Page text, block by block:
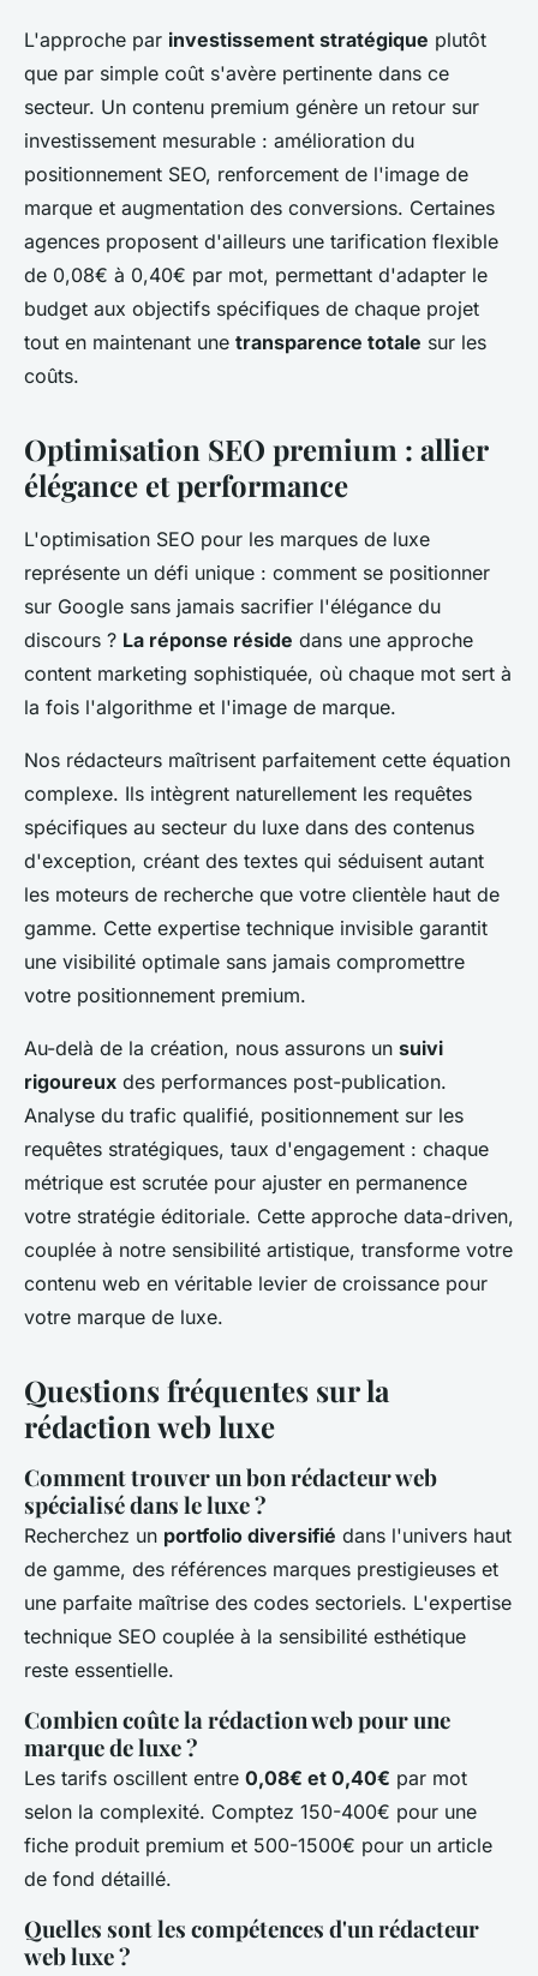
L'approche par investissement stratégique plutôt
que par simple coût s'avère pertinente dans ce
secteur. Un contenu premium génère un retour sur
investissement mesurable : amélioration du
positionnement SEO, renforcement de l'image de
marque et augmentation des conversions. Certaines
agences proposent d'ailleurs une tarification flexible
de 0,08€ à 0,40€ par mot, permettant d'adapter le
budget aux objectifs spécifiques de chaque projet
tout en maintenant une transparence totale sur les
coûts.
Optimisation SEO premium : allier
élégance et performance
L'optimisation SEO pour les marques de luxe
représente un défi unique : comment se positionner
sur Google sans jamais sacrifier l'élégance du
discours ? La réponse réside dans une approche
content marketing sophistiquée, où chaque mot sert à
la fois l'algorithme et l'image de marque.
Nos rédacteurs maîtrisent parfaitement cette équation
complexe. Ils intègrent naturellement les requêtes
spécifiques au secteur du luxe dans des contenus
d'exception, créant des textes qui séduisent autant
les moteurs de recherche que votre clientèle haut de
gamme. Cette expertise technique invisible garantit
une visibilité optimale sans jamais compromettre
votre positionnement premium.
Au-delà de la création, nous assurons un suivi
rigoureux des performances post-publication.
Analyse du trafic qualifié, positionnement sur les
requêtes stratégiques, taux d'engagement : chaque
métrique est scrutée pour ajuster en permanence
votre stratégie éditoriale. Cette approche data-driven,
couplée à notre sensibilité artistique, transforme votre
contenu web en véritable levier de croissance pour
votre marque de luxe.
Questions fréquentes sur la
rédaction web luxe
Comment trouver un bon rédacteur web
spécialisé dans le luxe ?
Recherchez un portfolio diversifié dans l'univers haut
de gamme, des références marques prestigieuses et
une parfaite maîtrise des codes sectoriels. L'expertise
technique SEO couplée à la sensibilité esthétique
reste essentielle.
Combien coûte la rédaction web pour une
marque de luxe ?
Les tarifs oscillent entre 0,08€ et 0,40€ par mot
selon la complexité. Comptez 150-400€ pour une
fiche produit premium et 500-1500€ pour un article
de fond détaillé.
Quelles sont les compétences d'un rédacteur
web luxe ?